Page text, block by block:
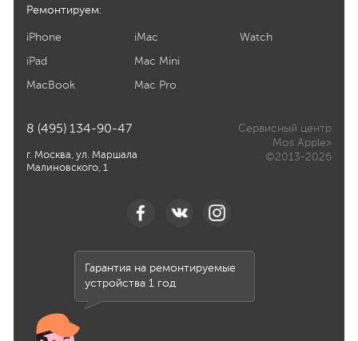
Ремонтируем:
iPhone
iPad
MacBook
iMac
Mac Mini
Mac Pro
Watch
8 (495) 134-90-47
г. Москва, ул. Маршала
Малиновского, 1
Сервисный центр
Mos Apple»
©2013-2026
Гарантия на ремонтируемые
устройства 1 год